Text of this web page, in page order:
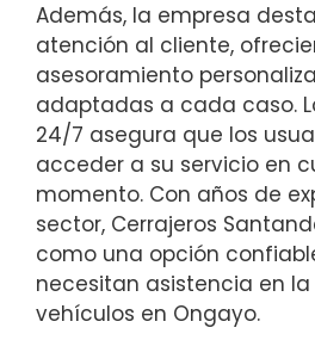
Además, la empresa
atención al cliente,
asesoramiento
adaptadas a cada caso.
24/7 asegura que los
acceder a su servicio en
momento. Con años de
sector, Cerrajeros
como una opción
necesitan asistencia en
vehículos en Ongayo.